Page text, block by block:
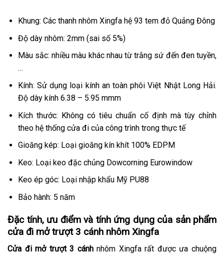
Khung: Các thanh nhôm Xingfa hệ 93 tem đỏ Quảng Đông
Độ dày nhôm: 2mm (sai số 5%)
Màu sắc: nhiều màu khác nhau từ trắng sứ đến đen tuyền,
…
Kính: Sử dụng loại kính an toàn phôi Việt Nhật Long Hải.
Độ dày kính 6.38 – 5.95 mmm
Kích thước: Không có tiêu chuẩn cố định mà tùy chỉnh
theo hệ thống cửa đi của công trình trong thực tế
Gioăng kép: Loại gioăng kín khít 100% EDPM
Keo: Loại keo đặc chủng Dowcorning Eurowindow
Keo ép góc: Loại nhập khẩu Mỹ PU88
Bảo hành: 5 năm
Đặc tính, ưu điểm và tính ứng dụng của sản phẩm
cửa đi mở trượt 3 cánh nhôm Xingfa
Cửa đi mở trượt 3 cánhnhôm Xingfa rất được ưa chuộng